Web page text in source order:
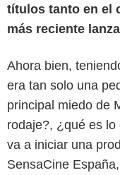
títulos tanto en el
más reciente
Ahora bien,
era tan solo una
principal miedo de
rodaje?, ¿qué es
va a iniciar una
SensaCine